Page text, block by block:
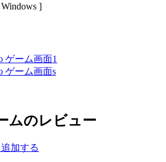
]
ムのレビュー
加する